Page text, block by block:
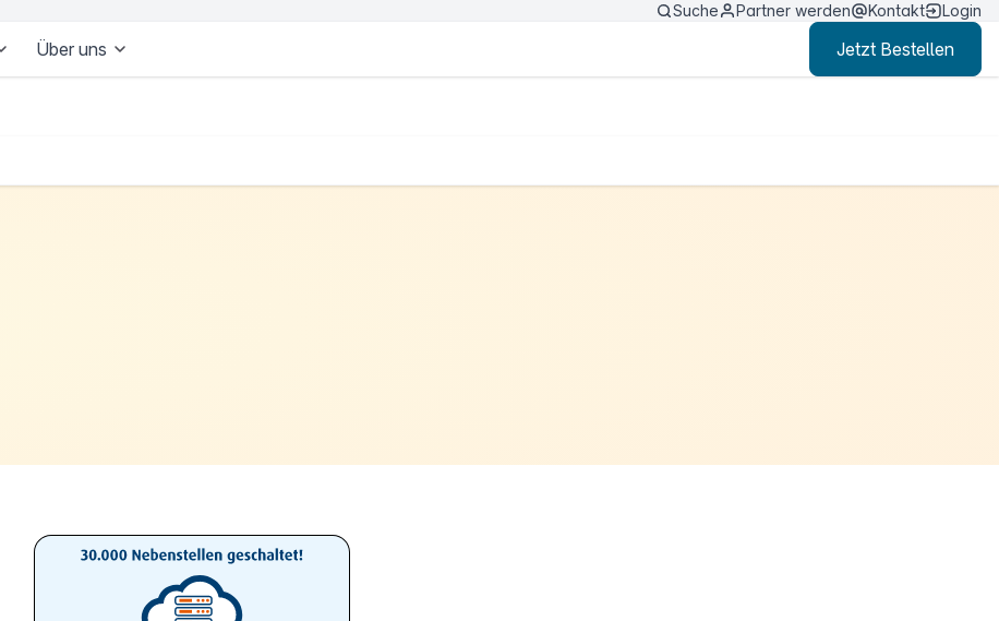
Suche Partner werden Kontakt Login
Über uns Jetzt Bestellen